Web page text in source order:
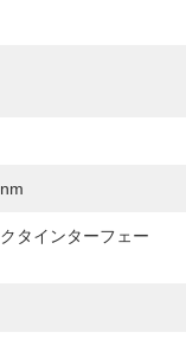
タインターフェー